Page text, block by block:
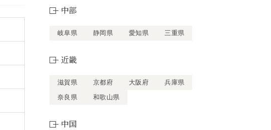
中部
岐阜県 静岡県 愛知県 三重県
近畿
滋賀県 京都府 大阪府
兵庫県
奈良県
和歌山県
中国